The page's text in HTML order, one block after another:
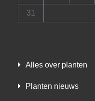
31
Alles over planten
Planten nieuws